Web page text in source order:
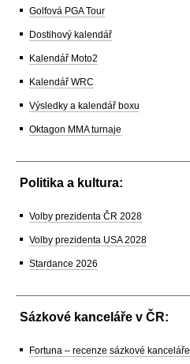
Golfová PGA Tour
Dostihový kalendář
Kalendář Moto2
Kalendář WRC
Výsledky a kalendář boxu
Oktagon MMA turnaje
Politika a kultura:
Volby prezidenta ČR 2028
Volby prezidenta USA 2028
Stardance 2026
Sázkové kanceláře v ČR:
Fortuna – recenze sázkové kanceláře